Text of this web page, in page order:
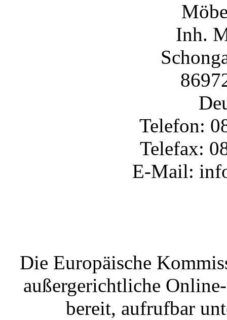
Inh.
Telefon:
Telefax:
E-Mail:
Die Europäische
außergerichtliche
bereit, aufrufbar